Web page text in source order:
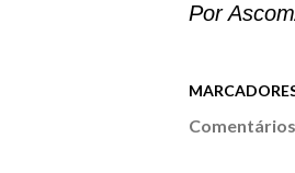
Por
Comentários